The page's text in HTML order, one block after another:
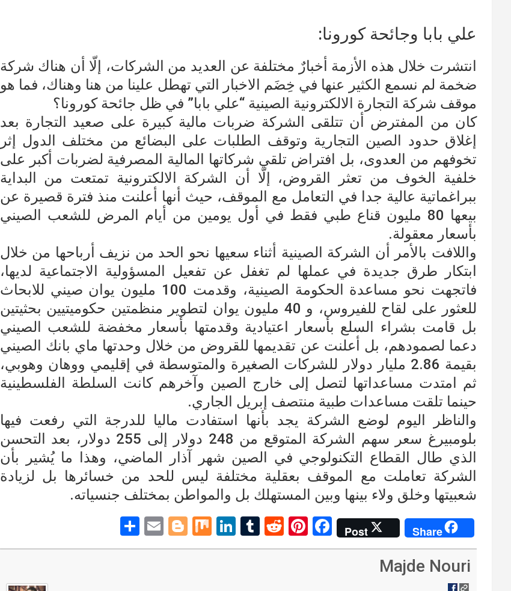
علي بابا وجائحة كورونا:
انتشرت خلال هذه الأزمة أخبارٌ مختلفة عن العديد من الشركات، إلّا أن هناك شركة
ضخمة لم نسمع الكثير عنها في خِضَم الاخبار التي تهطل علينا من هنا وهناك، فما هو
موقف شركة التجارة الالكترونية الصينية “علي بابا” في ظل جائحة كورونا؟
كان من المفترض أن تتلقى الشركة ضربات مالية كبيرة على صعيد التجارة بعد
إغلاق حدود الصين التجارية وتوقف الطلبات على البضائع من مختلف الدول إثر
تخوفهم من العدوى، بل افتراض تلقي شركاتها المالية المصرفية لضربات أكبر على
خلفية الخوف من تعثر القروض، إلّا أن الشركة الالكترونية تمتعت من البداية
ببراغماتية عالية جدا في التعامل مع الموقف، حيث أنها أعلنت منذ فترة قصيرة عن
بيعها 80 مليون قناع طبي فقط في أول يومين من أيام المرض للشعب الصيني
بأسعار معقولة.
واللافت بالأمر أن الشركة الصينية أثناء سعيها نحو الحد من نزيف أرباحها من خلال
ابتكار طرق جديدة في عملها لم تغفل عن تفعيل المسؤولية الاجتماعية لديها،
فاتجهت نحو مساعدة الحكومة الصينية، وقدمت 100 مليون يوان صيني للابحاث
للعثور على لقاح للفيروس، و 40 مليون يوان لتطوير منظمتين حكوميتيين بحثيتين
بل قامت بشراء السلع بأسعار اعتيادية وقدمتها بأسعار مخفضة للشعب الصيني
دعما لصمودهم، بل أعلنت عن تقديمها للقروض من خلال وحدتها ماي بانك الصيني
بقيمة 2.86 مليار دولار للشركات الصغيرة والمتوسطة في إقليمي ووهان وهوبي،
ثم امتدت مساعداتها لتصل إلى خارج الصين وآخرهم كانت السلطة الفلسطينية
حينما تلقت مساعدات طبية منتصف إبريل الجاري.
والناظر اليوم لوضع الشركة يجد بأنها استفادت ماليا للدرجة التي رفعت فيها
بلومبيرغ سعر سهم الشركة المتوقع من 248 دولار إلى 255 دولار، بعد التحسن
الذي طال القطاع التكنولوجي في الصين شهر آذار الماضي، وهذا ما يُشير بأن
الشركة تعاملت مع الموقف بعقلية مختلفة ليس للحد من خسائرها بل لزيادة
شعبيتها وخلق ولاء بينها وبين المستهلك بل والمواطن بمختلف جنسياته.
Share
Post
F
a
Pi
nt
R
e
T
u
Li
n
M
ix
Bl
o
E
m
h
Majde Nouri